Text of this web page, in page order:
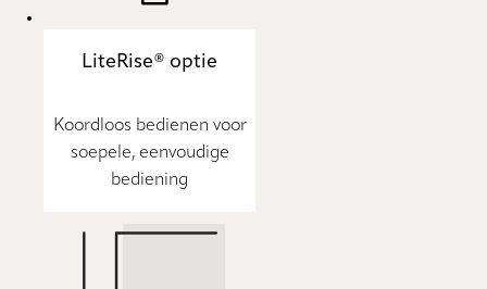
LiteRise® optie
Koordloos bedienen voor
soepele, eenvoudige
bediening